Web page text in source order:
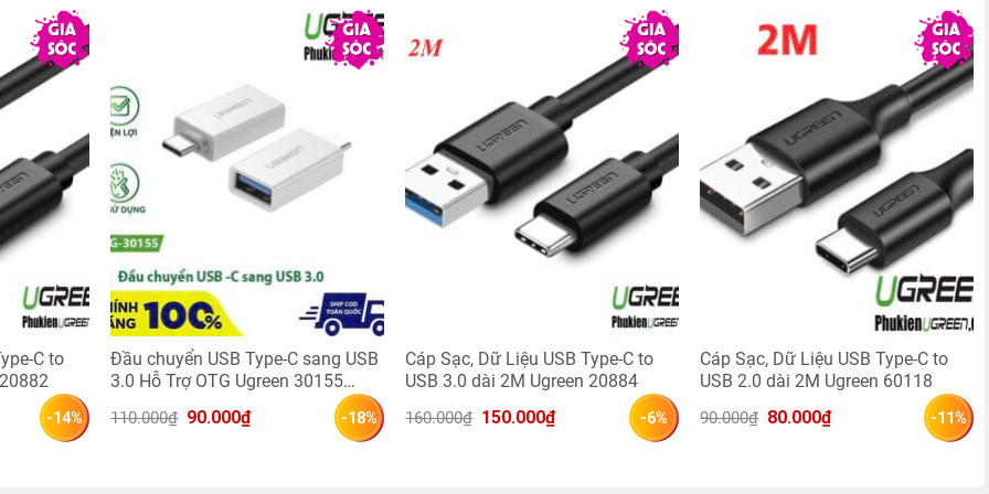
2.0, hỗ trợ sạc nhanh 3A với công nghệ Qualcomm Quick
dữ liệu lên đến 480Mbps.
gian.
chóng.
dài.
C to
-14%
Đầu chuyển USB Type-C sang USB
3.0 Hỗ Trợ OTG Ugreen 30155
110.000₫ Giá
90.000₫Giá
hiện
-18%
Cáp Sạc, Dữ Liệu USB Type-C to
USB 3.0 dài 2M Ugreen 20884
160.000₫ Giá
150.000₫Giá
hiện
-6%
Cáp Sạc, Dữ Liệu USB Type-C to
USB 2.0 dài 2M Ugreen 60118
90.000₫ Giá
80.000₫Giá
hiện
-11%